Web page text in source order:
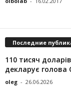
Последние
110 тисяч
декларує голова
oleg - 26.06.2026